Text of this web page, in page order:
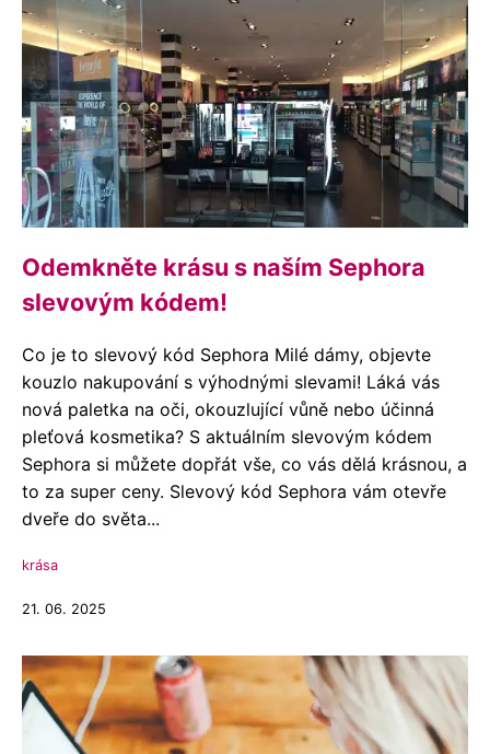
Odemkněte krásu s naším Sephora
slevovým kódem!
Co je to slevový kód Sephora Milé dámy, objevte
kouzlo nakupování s výhodnými slevami! Láká vás
nová paletka na oči, okouzlující vůně nebo účinná
pleťová kosmetika? S aktuálním slevovým kódem
Sephora si můžete dopřát vše, co vás dělá krásnou, a
to za super ceny. Slevový kód Sephora vám otevře
dveře do světa...
krása
21. 06. 2025